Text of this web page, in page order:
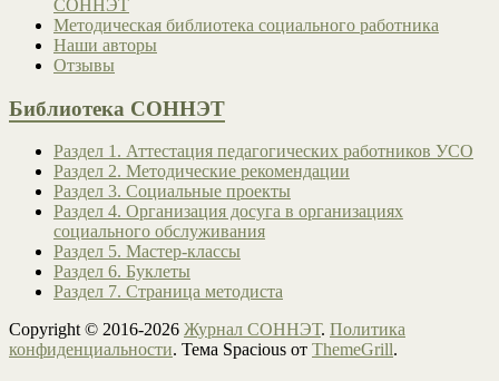
СОННЭТ
Методическая библиотека социального работника
Наши авторы
Отзывы
Библиотека СОННЭТ
Раздел 1. Аттестация педагогических работников УСО
Раздел 2. Методические рекомендации
Раздел 3. Социальные проекты
Раздел 4. Организация досуга в организациях
социального обслуживания
Раздел 5. Мастер-классы
Раздел 6. Буклеты
Раздел 7. Страница методиста
Copyright © 2016-2026 Журнал СОННЭТ. Политика
конфиденциальности. Тема Spacious от ThemeGrill.